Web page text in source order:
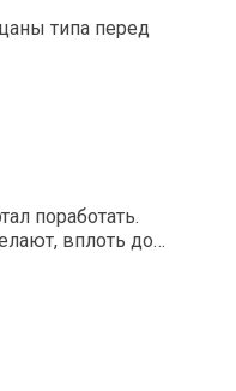
типа перед
поработать.
вплоть до…